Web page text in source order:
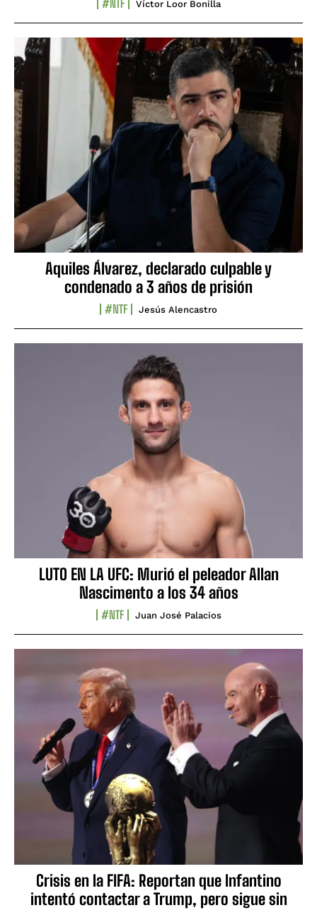
#NTF Víctor Loor Bonilla
Aquiles Álvarez, declarado culpable y
condenado a 3 años de prisión
#NTF Jesús Alencastro
LUTO EN LA UFC: Murió el peleador Allan
Nascimento a los 34 años
#NTF Juan José Palacios
Crisis en la FIFA: Reportan que Infantino
intentó contactar a Trump, pero sigue sin